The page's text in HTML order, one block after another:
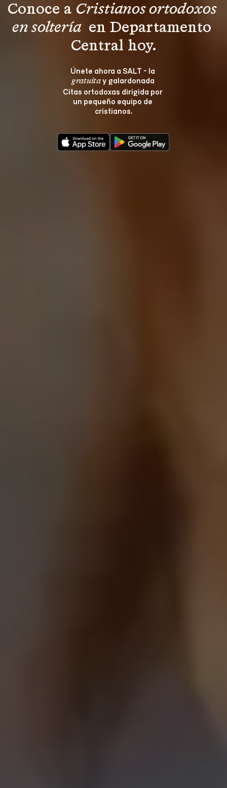
Conoce a Cristianos ortodoxos
en soltería en Departamento
Central hoy.
Únete ahora a SALT - la
gratuita y galardonada
Citas ortodoxas dirigida por
un pequeño equipo de
cristianos.